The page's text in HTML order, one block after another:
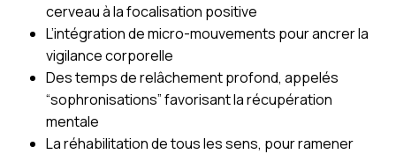
cerveau à la focalisation positive
L’intégration de micro-mouvements pour ancrer la
vigilance corporelle
Des temps de relâchement profond, appelés
“sophronisations” favorisant la récupération
mentale
La réhabilitation de tous les sens, pour ramener